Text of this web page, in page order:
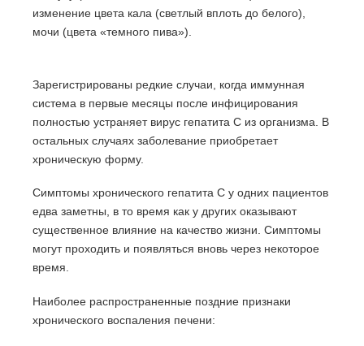
изменение цвета кала (светлый вплоть до белого),
мочи (цвета «темного пива»).
Зарегистрированы редкие случаи, когда иммунная
система в первые месяцы после инфицирования
полностью устраняет вирус гепатита С из организма. В
остальных случаях заболевание приобретает
хроническую форму.
Симптомы хронического гепатита С у одних пациентов
едва заметны, в то время как у других оказывают
существенное влияние на качество жизни. Симптомы
могут проходить и появляться вновь через некоторое
время.
Наиболее распространенные поздние признаки
хронического воспаления печени: